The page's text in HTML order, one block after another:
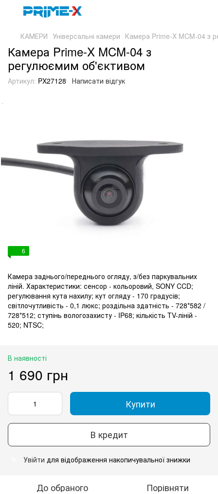
КАМЕРИ Універсальні камери Камера Prime-X MCM-04 з
Камера Prime-X MCM-04 з
регулюємим об'єктивом
Артикул: PX27128 Написати відгук
6
Камера заднього/переднього огляду, з/без паркувальних
ліній. Характеристики: сенсор - кольоровий, SONY CCD;
регулювання кута нахилу; кут огляду - 170 градусів;
світлочутливість - 0,1 люкс; роздільна здатність - 728*582 /
728*512; ступінь вологозахисту - IP68; кількість TV-ліній -
520; NTSC;
В наявності
1 690 грн
Купити
В кредит
Увійти для відображення накопичувальної знижки
До обраного Порівняти